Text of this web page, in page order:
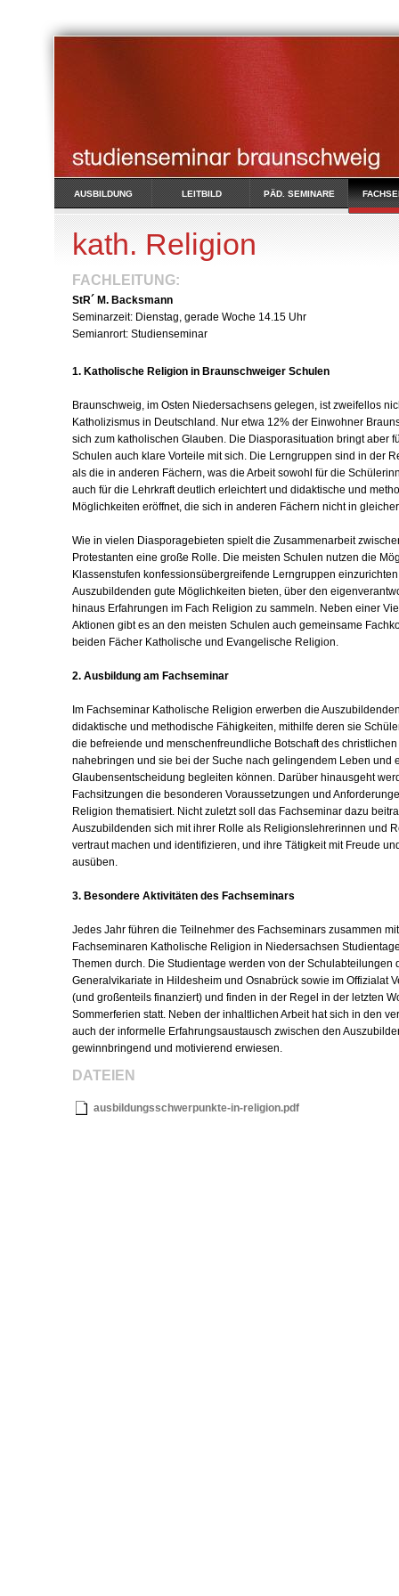
AUSBILDUNG LEITBILD PÄD. SEMINARE
kath. Religion
FACHLEITUNG:
StR´ M. Backsmann
Seminarzeit: Dienstag, gerade Woche 14.15 Uhr
Semianrort: Studienseminar
1. Katholische Religion in Braunschweiger Schulen
Braunschweig, im Osten Niedersachsens gelegen, ist zweifellos
Katholizismus in Deutschland. Nur etwa 12% der Einwohner
sich zum katholischen Glauben. Die Diasporasituation bringt aber
Schulen auch klare Vorteile mit sich. Die Lerngruppen sind in der
als die in anderen Fächern, was die Arbeit sowohl für die
auch für die Lehrkraft deutlich erleichtert und didaktische und
Möglichkeiten eröffnet, die sich in anderen Fächern nicht in
Wie in vielen Diasporagebieten spielt die Zusammenarbeit
Protestanten eine große Rolle. Die meisten Schulen nutzen die
Klassenstufen konfessionsübergreifende Lerngruppen
Auszubildenden gute Möglichkeiten bieten, über den
hinaus Erfahrungen im Fach Religion zu sammeln. Neben einer
Aktionen gibt es an den meisten Schulen auch gemeinsame
beiden Fächer Katholische und Evangelische Religion.
2. Ausbildung am Fachseminar
Im Fachseminar Katholische Religion erwerben die
didaktische und methodische Fähigkeiten, mithilfe deren sie
die befreiende und menschenfreundliche Botschaft des
nahebringen und sie bei der Suche nach gelingendem Leben und
Glaubensentscheidung begleiten können. Darüber hinausgeht
Fachsitzungen die besonderen Voraussetzungen und
Religion thematisiert. Nicht zuletzt soll das Fachseminar dazu
Auszubildenden sich mit ihrer Rolle als Religionslehrerinnen und
vertraut machen und identifizieren, und ihre Tätigkeit mit Freude
ausüben.
3. Besondere Aktivitäten des Fachseminars
Jedes Jahr führen die Teilnehmer des Fachseminars zusammen
Fachseminaren Katholische Religion in Niedersachsen
Themen durch. Die Studientage werden von der Schulabteilungen
Generalvikariate in Hildesheim und Osnabrück sowie im Offizialat
(und großenteils finanziert) und finden in der Regel in der letzten
Sommerferien statt. Neben der inhaltlichen Arbeit hat sich in den
auch der informelle Erfahrungsaustausch zwischen den
gewinnbringend und motivierend erwiesen.
DATEIEN
ausbildungsschwerpunkte-in-religion.pdf